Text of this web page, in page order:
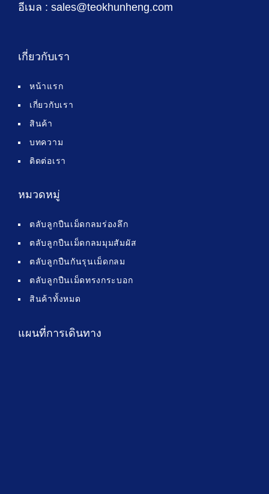
อีเมล : sales@teokhunheng.com
เกี่ยวกับเรา
หน้าแรก
เกี่ยวกับเรา
สินค้า
บทความ
ติดต่อเรา
หมวดหมู่
ตลับลูกปืนเม็ดกลมร่องลึก
ตลับลูกปืนเม็ดกลมมุมสัมผัส
ตลับลูกปืนกันรุนเม็ดกลม
ตลับลูกปืนเม็ดทรงกระบอก
สินค้าทั้งหมด
แผนที่การเดินทาง